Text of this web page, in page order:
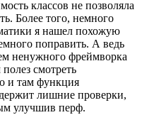
классов не позволяла
Более того, немного
я нашел похожую
поправить. А ведь
ненужного фреймворка
смотреть
и там функция
лишние проверки,
улучшив перф.